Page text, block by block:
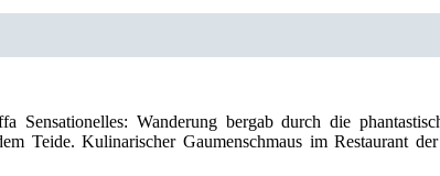
Sensationelles: Wanderung bergab durch die
Teide. Kulinarischer Gaumenschmaus im Restaurant